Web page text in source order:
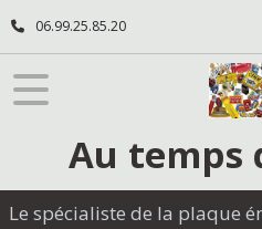
06.99.25.85.20
Au temps
Le spécialiste de la plaque